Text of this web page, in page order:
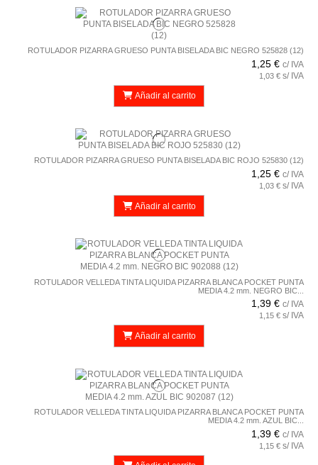
ROTULADOR PIZARRA GRUESO PUNTA BISELADA BIC NEGRO 525828 (12)
1,25 € c/ IVA
1,03 € s/ IVA
Añadir al carrito
ROTULADOR PIZARRA GRUESO PUNTA BISELADA BIC ROJO 525830 (12)
1,25 € c/ IVA
1,03 € s/ IVA
Añadir al carrito
ROTULADOR VELLEDA TINTA LIQUIDA PIZARRA BLANCA POCKET PUNTA
MEDIA 4.2 mm. NEGRO BIC...
1,39 € c/ IVA
1,15 € s/ IVA
Añadir al carrito
ROTULADOR VELLEDA TINTA LIQUIDA PIZARRA BLANCA POCKET PUNTA
MEDIA 4.2 mm. AZUL BIC...
1,39 € c/ IVA
1,15 € s/ IVA